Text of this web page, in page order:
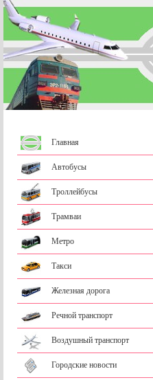
Главная
Автобусы
Троллейбусы
Трамваи
Метро
Такси
Железная дорога
Речной транспорт
Воздушный транспорт
Городские новости